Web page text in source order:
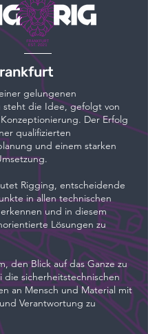
gelungenen
steht die Idee, gefolgt von
Der Erfolg
qualifizierten
und einem starken
Rigging, entscheidende
in allen technischen
und in diesem
Lösungen zu
den Blick auf das Ganze zu
die sicherheitstechnischen
an Mensch und Material mit
Verantwortung zu